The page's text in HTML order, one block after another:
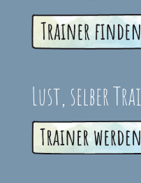
Lust, selber